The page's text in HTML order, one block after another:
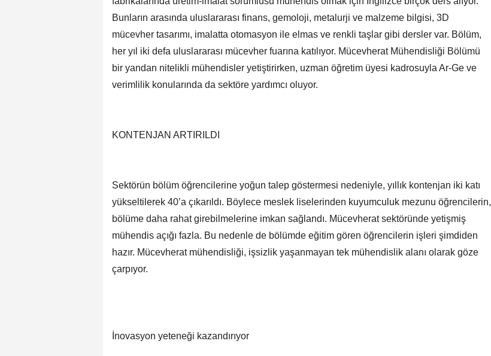
Bunların arasında uluslararası finans, gemoloji, metalurji ve malzeme bilgisi, 3D
mücevher tasarımı, imalatta otomasyon ile elmas ve renkli taşlar gibi dersler var. Bölüm,
her yıl iki defa uluslararası mücevher fuarına katılıyor. Mücevherat Mühendisliği Bölümü
bir yandan nitelikli mühendisler yetiştirirken, uzman öğretim üyesi kadrosuyla Ar-Ge ve
verimlilik konularında da sektöre yardımcı oluyor.
KONTENJAN ARTIRILDI
Sektörün bölüm öğrencilerine yoğun talep göstermesi nedeniyle, yıllık kontenjan iki katı
yükseltilerek 40’a çıkarıldı. Böylece meslek liselerinden kuyumculuk mezunu öğrencilerin,
bölüme daha rahat girebilmelerine imkan sağlandı. Mücevherat sektöründe yetişmiş
mühendis açığı fazla. Bu nedenle de bölümde eğitim gören öğrencilerin işleri şimdiden
hazır. Mücevherat mühendisliği, işsizlik yaşanmayan tek mühendislik alanı olarak göze
çarpıyor.
İnovasyon yeteneği kazandırıyor